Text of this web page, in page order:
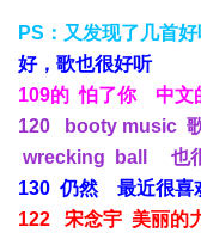
PS：又发现了几首
好，歌也很好听
109的 怕了你 中文
120 booty music 歌
wrecking ball 也
130 仍然 最近很喜
122 宋念宇 美丽的